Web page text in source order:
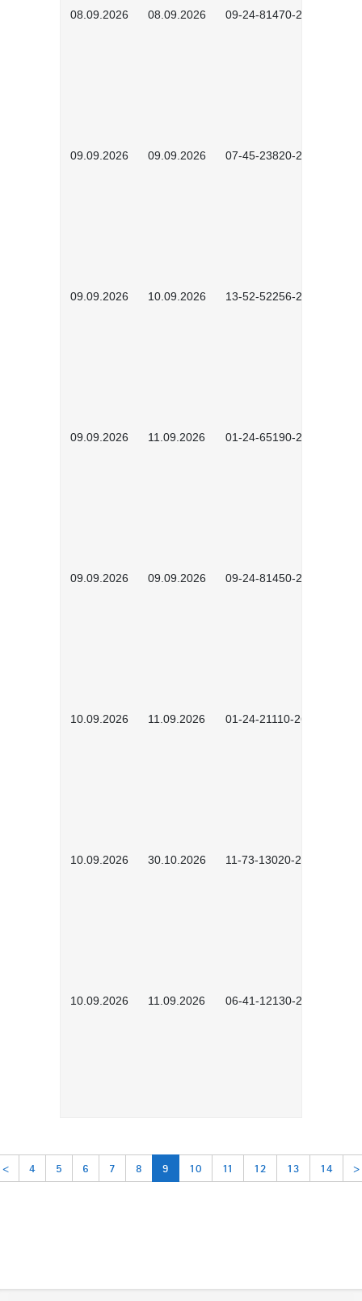
08.09.2026 08.09.2026 09-24-81470-2601
09.09.2026 09.09.2026 07-45-23820-2602
09.09.2026 10.09.2026 13-52-52256-2601
09.09.2026 11.09.2026 01-24-65190-2603
09.09.2026 09.09.2026 09-24-81450-2603
10.09.2026 11.09.2026 01-24-21110-2603
10.09.2026 30.10.2026 11-73-13020-2601
10.09.2026 11.09.2026 06-41-12130-2601
< 4 5 6 7 8 9 10 11 12 13 14 >